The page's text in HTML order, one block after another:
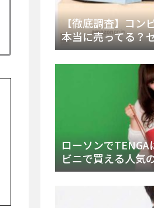
【徹底調査】コン
本当に売ってる？
マ・ローソンの取
ー・内容物を詳し
ローソンで
ビニで買える人気
とエッグの取り扱